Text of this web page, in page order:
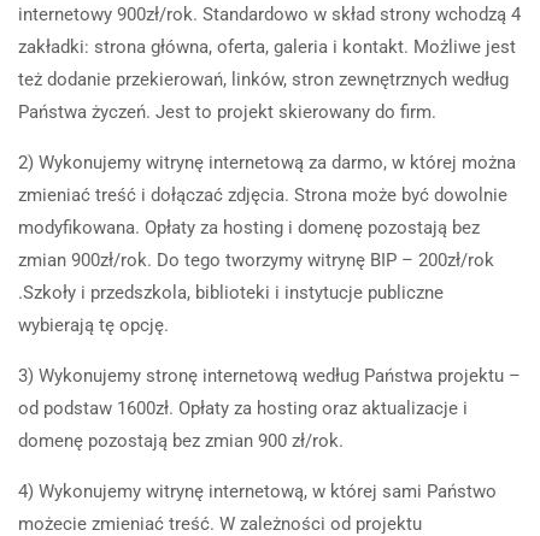
internetowy 900zł/rok. Standardowo w skład strony wchodzą 4
zakładki: strona główna, oferta, galeria i kontakt. Możliwe jest
też dodanie przekierowań, linków, stron zewnętrznych według
Państwa życzeń. Jest to projekt skierowany do firm.
2) Wykonujemy witrynę internetową za darmo, w której można
zmieniać treść i dołączać zdjęcia. Strona może być dowolnie
modyfikowana. Opłaty za hosting i domenę pozostają bez
zmian 900zł/rok. Do tego tworzymy witrynę BIP – 200zł/rok
.Szkoły i przedszkola, biblioteki i instytucje publiczne
wybierają tę opcję.
3) Wykonujemy stronę internetową według Państwa projektu –
od podstaw 1600zł. Opłaty za hosting oraz aktualizacje i
domenę pozostają bez zmian 900 zł/rok.
4) Wykonujemy witrynę internetową, w której sami Państwo
możecie zmieniać treść. W zależności od projektu